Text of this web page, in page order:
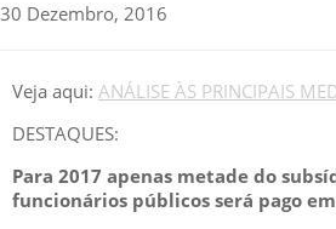
30 Dezembro, 2016
Veja aqui: ANÁLISE ÀS PRINCIPAIS
DESTAQUES:
Para 2017 apenas metade do
funcionários públicos será pago